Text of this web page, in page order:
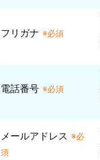
フリガナ ※必須
電話番号 ※必須
メールアドレス ※必
須